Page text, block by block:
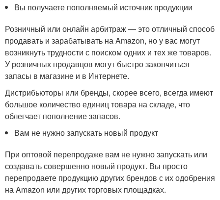
Вы получаете пополняемый источник продукции
Розничный или онлайн арбитраж — это отличный способ
продавать и зарабатывать на Amazon, но у вас могут
возникнуть трудности с поиском одних и тех же товаров.
У розничных продавцов могут быстро закончиться
запасы в магазине и в Интернете.
Дистрибьюторы или бренды, скорее всего, всегда имеют
большое количество единиц товара на складе, что
облегчает пополнение запасов.
Вам не нужно запускать новый продукт
При оптовой перепродаже вам не нужно запускать или
создавать совершенно новый продукт. Вы просто
перепродаете продукцию других брендов с их одобрения
на Amazon или других торговых площадках.